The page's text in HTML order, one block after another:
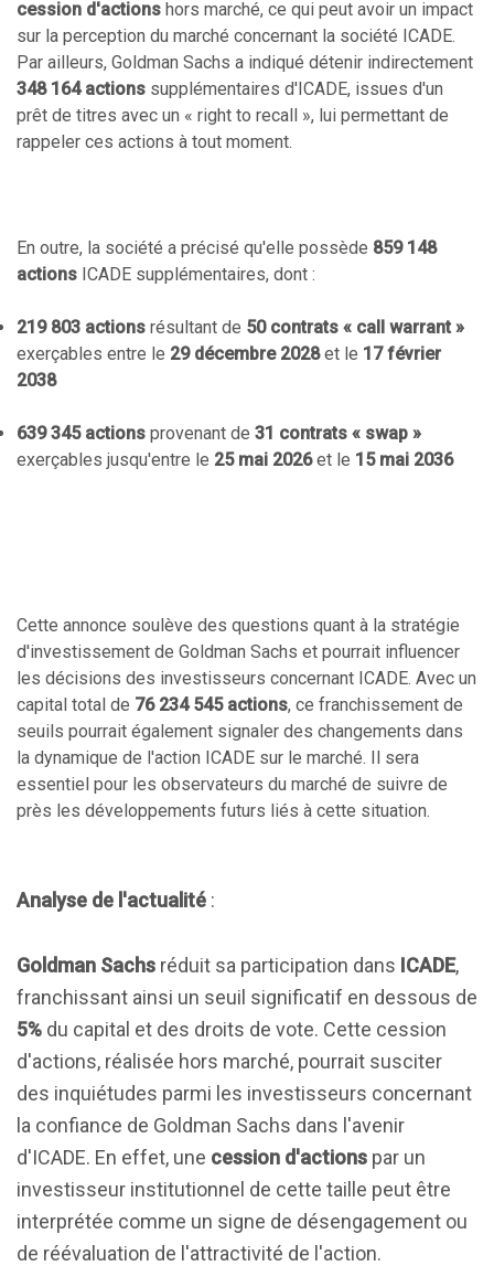
cession d'actions hors marché, ce qui peut avoir un impact
sur la perception du marché concernant la société ICADE.
Par ailleurs, Goldman Sachs a indiqué détenir indirectement
348 164 actions supplémentaires d'ICADE, issues d'un
prêt de titres avec un « right to recall », lui permettant de
rappeler ces actions à tout moment.
En outre, la société a précisé qu'elle possède 859 148
actions ICADE supplémentaires, dont :
219 803 actions résultant de 50 contrats « call warrant »
exerçables entre le 29 décembre 2028et le 17 février
2038
639 345 actions provenant de 31 contrats « swap »
exerçables jusqu'entre le 25 mai 2026et le 15 mai 2036
Cette annonce soulève des questions quant à la stratégie
d'investissement de Goldman Sachs et pourrait influencer
les décisions des investisseurs concernant ICADE. Avec un
capital total de 76 234 545 actions, ce franchissement de
seuils pourrait également signaler des changements dans
la dynamique de l'action ICADE sur le marché. Il sera
essentiel pour les observateurs du marché de suivre de
près les développements futurs liés à cette situation.
Analyse de l'actualité :
Goldman Sachs réduit sa participation dans ICADE,
franchissant ainsi un seuil significatif en dessous de
5% du capital et des droits de vote. Cette cession
d'actions, réalisée hors marché, pourrait susciter
des inquiétudes parmi les investisseurs concernant
la confiance de Goldman Sachs dans l'avenir
d'ICADE. En effet, une cession d'actions par un
investisseur institutionnel de cette taille peut être
interprétée comme un signe de désengagement ou
de réévaluation de l'attractivité de l'action.